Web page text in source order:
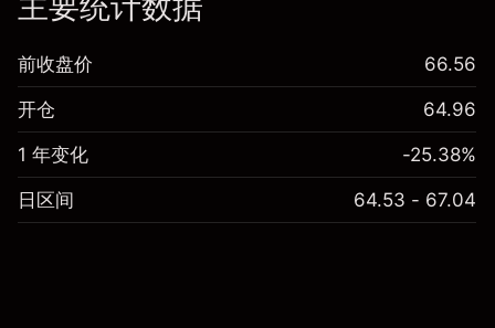
前收盘价 66.56
开仓 64.96
1 年变化 -25.38%
日区间 64.53 - 67.04